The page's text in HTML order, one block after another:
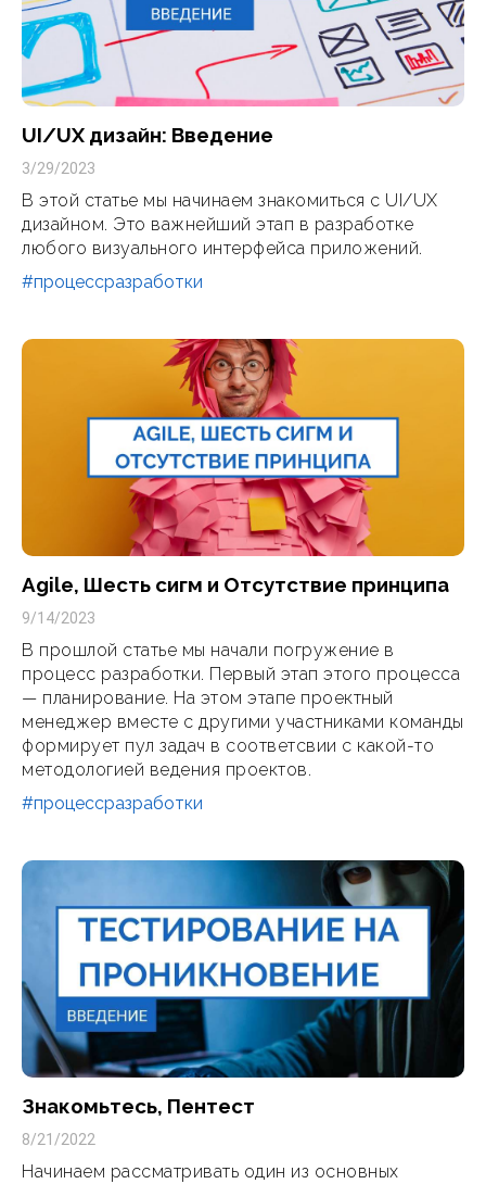
UI/UX дизайн: Введение
3/29/2023
В этой статье мы начинаем знакомиться с UI/UX
дизайном. Это важнейший этап в разработке
любого визуального интерфейса приложений.
#процессразработки
Agile, Шесть сигм и Отсутствие принципа
9/14/2023
В прошлой статье мы начали погружение в
процесс разработки. Первый этап этого процесса
— планирование. На этом этапе проектный
менеджер вместе с другими участниками команды
формирует пул задач в соответсвии с какой-то
методологией ведения проектов.
#процессразработки
Знакомьтесь, Пентест
8/21/2022
Начинаем рассматривать один из основных